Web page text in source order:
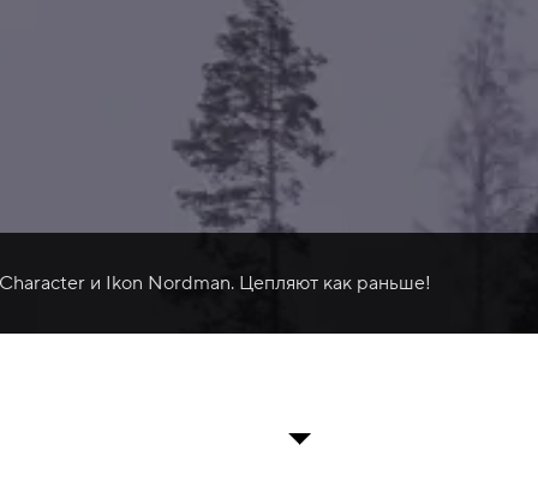
и Ikon Nordman. Цепляют как раньше!